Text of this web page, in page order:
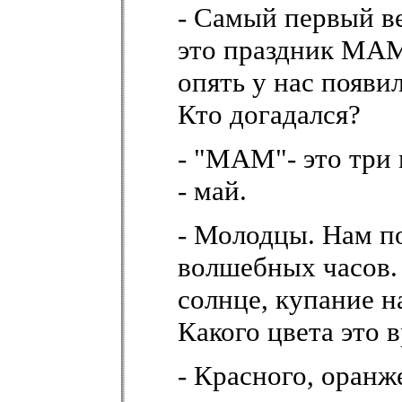
- Самый первый
это праздник
опять у нас
Кто догадался?
- "МАМ"- это три
- май.
- Молодцы. Нам
волшебных
солнце, купание
Какого цвета это
- Красного,